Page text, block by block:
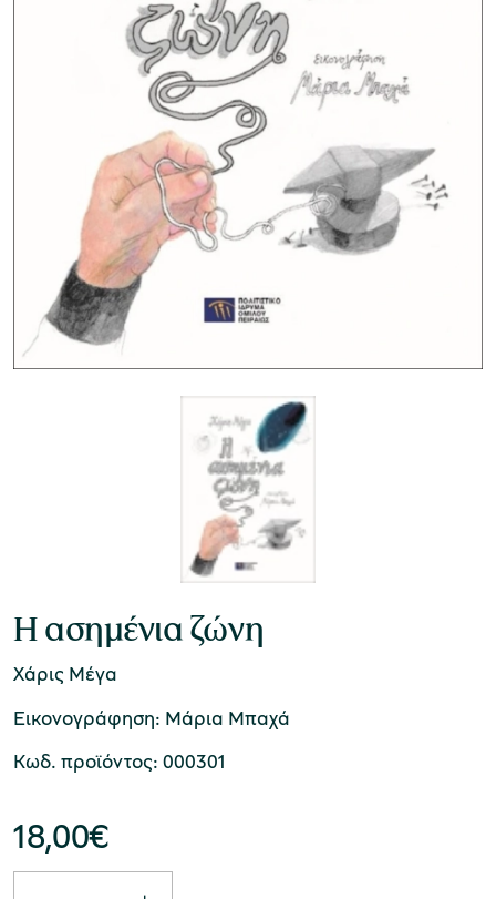
Η ασημένια ζώνη
Χάρις Μέγα
Εικονογράφηση: Μάρια Μπαχά
Κωδ. προϊόντος: 000301
18,00€